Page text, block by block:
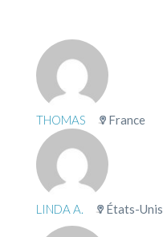
THOMAS France
LINDA A. États-Unis